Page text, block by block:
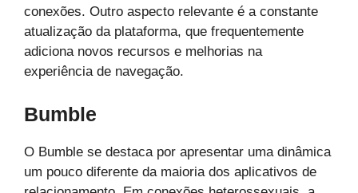
conexões. Outro aspecto relevante é a constante
atualização da plataforma, que frequentemente
adiciona novos recursos e melhorias na
experiência de navegação.
Bumble
O Bumble se destaca por apresentar uma dinâmica
um pouco diferente da maioria dos aplicativos de